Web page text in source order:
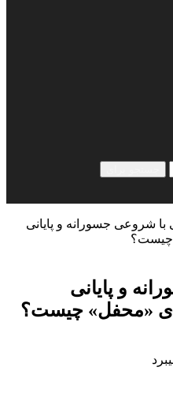
با شروعی جسورانه و پایانی
چیست؟
و پایانی
«محفل» چیست؟